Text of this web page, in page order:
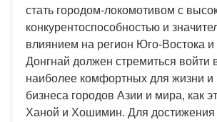
стать городом-локомотивом с
конкурентоспособностью и
влиянием на регион Юго-Востока и
Донгнай должен стремиться войти
наиболее комфортных для жизни и
бизнеса городов Азии и мира, как
Ханой и Хошимин. Для достижения